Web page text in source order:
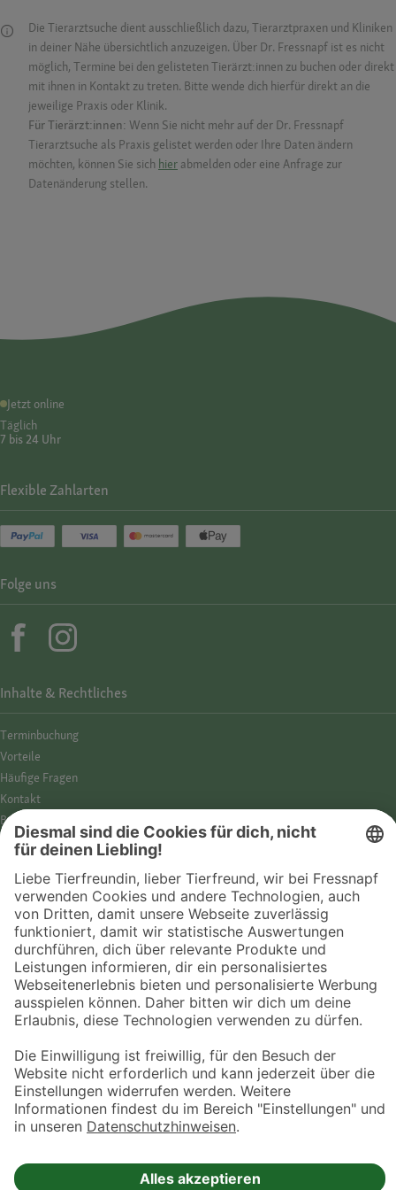
Die Tierarztsuche dient ausschließlich dazu, Tierarztpraxen und Kliniken
in deiner Nähe übersichtlich anzuzeigen. Über Dr. Fressnapf ist es nicht
möglich, Termine bei den gelisteten Tierärzt:innen zu buchen oder direkt
mit ihnen in Kontakt zu treten. Bitte wende dich hierfür direkt an die
jeweilige Praxis oder Klinik.
Für Tierärzt:innen: Wenn Sie nicht mehr auf der Dr. Fressnapf
Tierarztsuche als Praxis gelistet werden oder Ihre Daten ändern
möchten, können Sie sich hier abmelden oder eine Anfrage zur
Datenänderung stellen.
Jetzt online
Täglich
7 bis 24 Uhr
© 2026 Fressnapf Tiernahrungs GmbH
Westpreußenstraße 32-38
47809 Krefeld
Inhalte & Rechtliches
Termin­buchung
Vorteile
Häufige Fragen
Kontakt
Barrierefreiheit
Impressum
Cookies
AGB
Entdecke Fressnapf
Tierversicherung
GPS-Tracker
Fressnapf Salon
Online-Shop
Flexible Zahlarten
Folge uns